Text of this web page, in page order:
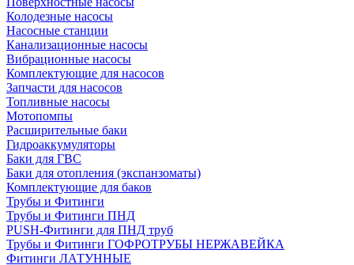
Колодезные насосы
Насосные станции
Канализационные насосы
Вибрационные насосы
Комплектующие для насосов
Запчасти для насосов
Топливные насосы
Мотопомпы
Расширительные баки
Гидроаккумуляторы
Баки для ГВС
Баки для отопления (экспанзоматы)
Комплектующие для баков
Трубы и Фитинги
Трубы и Фитинги ПНД
PUSH-Фитинги для ПНД труб
Трубы и Фитинги ГОФРОТРУБЫ НЕРЖАВЕЙКА
Фитинги ЛАТУННЫЕ